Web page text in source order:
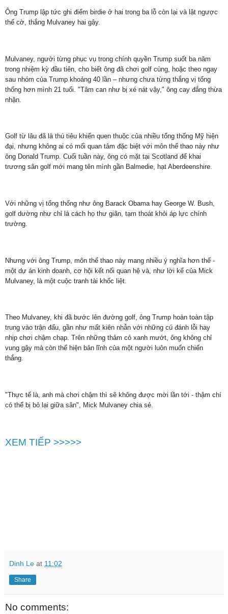
Ông Trump lập tức ghi điểm birdie ở hai trong ba lỗ còn lại và lật ngược
thế cờ, thắng Mulvaney hai gậy.
Mulvaney, người từng phục vụ trong chính quyền Trump suốt ba năm
trong nhiệm kỳ đầu tiên, cho biết ông đã chơi golf cùng, hoặc theo ngay
sau nhóm của Trump khoảng 40 lần – nhưng chưa từng thắng vị tổng
thống hơn mình 21 tuổi. "Tâm can như bị xé nát vậy," ông cay đắng thừa
nhận.
Golf từ lâu đã là thú tiêu khiển quen thuộc của nhiều tổng thống Mỹ hiện
đại, nhưng không ai có mối quan tâm đặc biệt với môn thể thao này như
ông Donald Trump. Cuối tuần này, ông có mặt tại Scotland để khai
trương sân golf mới mang tên mình gần Balmedie, hạt Aberdeenshire.
Với những vị tổng thống như ông Barack Obama hay George W. Bush,
golf dường như chỉ là cách họ thư giãn, tạm thoát khỏi áp lực chính
trường.
Nhưng với ông Trump, môn thể thao này mang nhiều ý nghĩa hơn thế -
một dự án kinh doanh, cơ hội kết nối quan hệ và, như lời kể của Mick
Mulvaney, là một cuộc tranh tài khốc liệt.
Theo Mulvaney, khi đã bước lên đường golf, ông Trump hoàn toàn tập
trung vào trận đấu, gần như mất kiên nhẫn với những cú đánh lỗi hay
nhịp chơi chậm chạp. Trên những thảm cỏ xanh mướt, ông không chỉ
vung gậy mà còn thể hiện bản lĩnh của một người luôn muốn chiến
thắng.
"Thực tế là, anh mà chơi chậm thì sẽ không được mời lần tới - thậm chí
có thể bị bỏ lại giữa sân", Mick Mulvaney chia sẻ.
XEM TIẾP >>>>>
Dinh Le at 11:02
Share
No comments: